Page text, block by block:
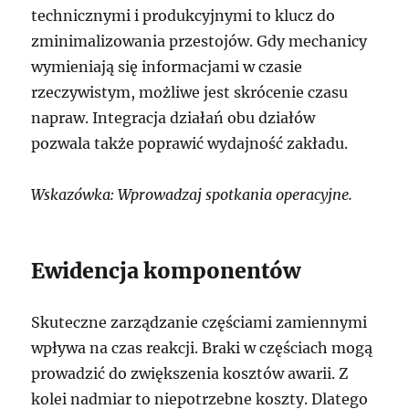
technicznymi i produkcyjnymi to klucz do
zminimalizowania przestojów. Gdy mechanicy
wymieniają się informacjami w czasie
rzeczywistym, możliwe jest skrócenie czasu
napraw. Integracja działań obu działów
pozwala także poprawić wydajność zakładu.
Wskazówka: Wprowadzaj spotkania operacyjne.
Ewidencja komponentów
Skuteczne zarządzanie częściami zamiennymi
wpływa na czas reakcji. Braki w częściach mogą
prowadzić do zwiększenia kosztów awarii. Z
kolei nadmiar to niepotrzebne koszty. Dlatego